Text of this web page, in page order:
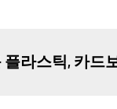
라스틱, 카드